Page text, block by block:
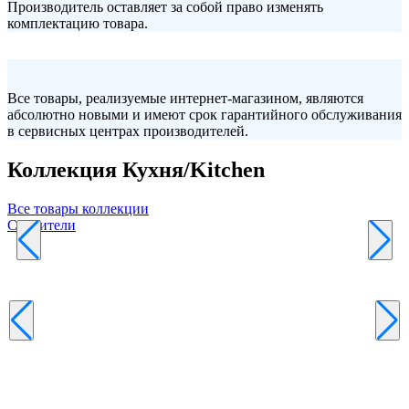
Производитель оставляет за собой право изменять
комплектацию товара.
Все товары, реализуемые интернет-магазином, являются
абсолютно новыми и имеют срок гарантийного обслуживания
в сервисных центрах производителей.
Коллекция Кухня/Kitchen
Все товары коллекции
Смесители